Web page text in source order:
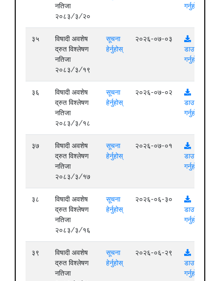
नतिजा
२०८३/३/२०
गर्नुहोस्
३५
विषादी अवशेष
द्रुत विश्लेषण
नतिजा
२०८३/३/१९
सूचना
हेर्नुहोस्
२०२६-०७-०३
डाउनलोड
गर्नुहोस्
३६
विषादी अवशेष
द्रुत विश्लेषण
नतिजा
२०८३/३/१८
सूचना
हेर्नुहोस्
२०२६-०७-०२
डाउनलोड
गर्नुहोस्
३७
विषादी अवशेष
द्रुत विश्लेषण
नतिजा
२०८३/३/१७
सूचना
हेर्नुहोस्
२०२६-०७-०१
डाउनलोड
गर्नुहोस्
३८
विषादी अवशेष
द्रुत विश्लेषण
नतिजा
२०८३/३/१६
सूचना
हेर्नुहोस्
२०२६-०६-३०
डाउनलोड
गर्नुहोस्
३९
विषादी अवशेष
द्रुत विश्लेषण
नतिजा
सूचना
हेर्नुहोस्
२०२६-०६-२९
डाउनलोड
गर्नुहोस्